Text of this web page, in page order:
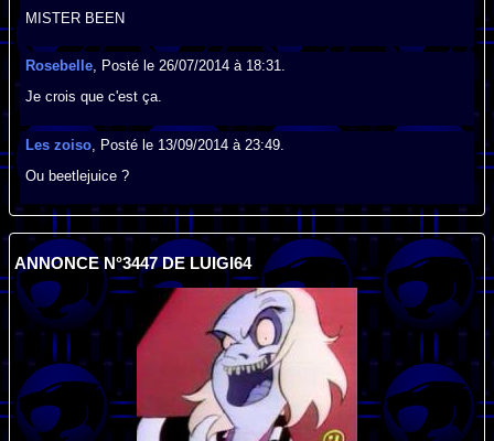
MISTER BEEN
Rosebelle, Posté le 26/07/2014 à 18:31.
Je crois que c'est ça.
Les zoiso , Posté le 13/09/2014 à 23:49.
Ou beetlejuice ?
ANNONCE N°3447 DE LUIGI64